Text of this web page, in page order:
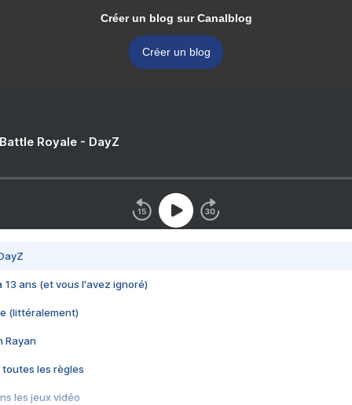
Créer un blog sur Canalblog
Créer un blog
Royale - DayZ
13 ans (et vous l'avez ignoré)
(littéralement)
Rayan
toutes les règles
les jeux vidéo